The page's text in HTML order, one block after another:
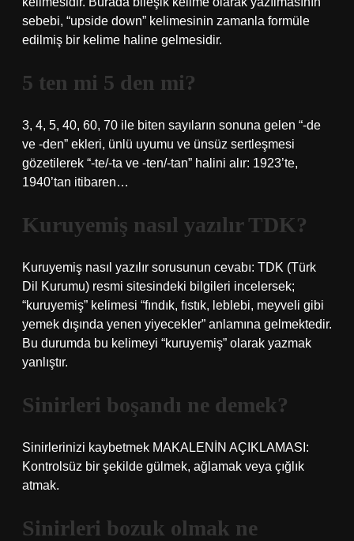
sebebi, “upside down” kelimesinin zamanla formüle
edilmiş bir kelime haline gelmesidir.
5 ten mi 5 den mi?
3, 4, 5, 40, 60, 70 ile biten sayıların sonuna gelen “-de
ve -den” ekleri, ünlü uyumu ve ünsüz sertleşmesi
gözetilerek “-te/-ta ve -ten/-tan” halini alır: 1923’te,
1940’tan itibaren…
Kuruyemiş nasıl yazılır TDK?
Kuruyemiş nasıl yazılır sorusunun cevabı: TDK (Türk
Dil Kurumu) resmi sitesindeki bilgileri incelersek;
“kuruyemiş” kelimesi “fındık, fıstık, leblebi, meyveli gibi
yemek dışında yenen yiyecekler” anlamına gelmektedir.
Bu durumda bu kelimeyi “kuruyemiş” olarak yazmak
yanlıştır.
Sinirleri boşandı ne demek?
Sinirlerinizi kaybetmek MAKALENİN AÇIKLAMASI:
Kontrolsüz bir şekilde gülmek, ağlamak veya çığlık
atmak.
Sinirleri bozuk olmak ne